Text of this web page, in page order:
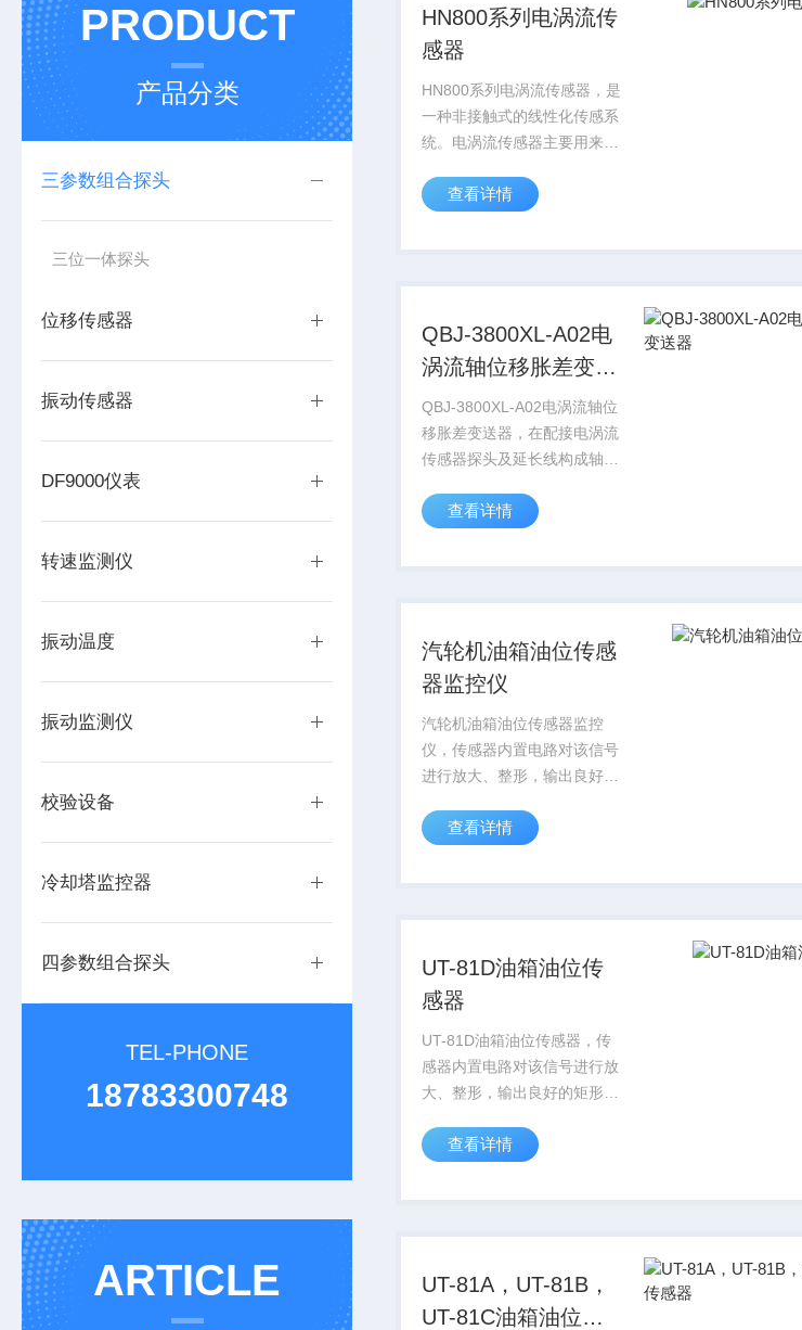
PRODUCT
产品分类
三参数组合探头
三位一体探头
位移传感器
振动传感器
DF9000仪表
转速监测仪
振动温度
振动监测仪
校验设备
冷却塔监控器
四参数组合探头
TEL-PHONE
18783300748
ARTICLE
HN800系列电涡流传
感器
HN800系列电涡流传感器，是
一种非接触式的线性化传感系
统。电涡流传感器主要用来测
动态距离，被测物体一般为铁
氧体所吸收，传感器的电子电
查看详情
QBJ-3800XL-A02电
涡流轴位移胀差变送
器
QBJ-3800XL-A02电涡流轴位
移胀差变送器，在配接电涡流
传感器探头及延长线构成轴向
高度集成下实现智能化，量程
显示，报警，及标准的4-20
查看详情
汽轮机油箱油位传感
器监控仪
汽轮机油箱油位传感器监控
仪，传感器内置电路对该信号
进行放大、整形，输出良好的
更宽，可以测量0转速，输出
简单，广泛应用于车辆，电
查看详情
UT-81D油箱油位传
感器
UT-81D油箱油位传感器，传
感器内置电路对该信号进行放
大、整形，输出良好的矩形脉
可以测量0转速，输出信号也
广泛应用于车辆，电机，风
查看详情
UT-81A，UT-81B，
UT-81C油箱油位传